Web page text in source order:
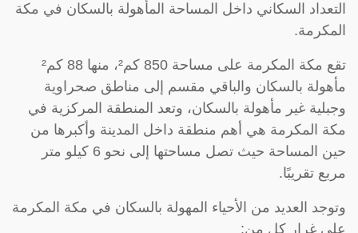
التعداد السكاني داخل المساحة المأهولة بالسكان في مكة
المكرمة.
تقع مكة المكرمة على مساحة 850 كم²، منها 88 كم²
مأهولة بالسكان والباقي مقسم إلى مناطق صحراوية
وجبلية غير مأهولة بالسكان، وتعد المنطقة المركزية في
مكة المكرمة هي أهم منطقة داخل المدينة وأكبرها من
حين المساحة حيث تصل مساحتها إلى نحو 6 كيلو متر
مربع تقريبًا.
وتوجد العديد من الأحياء المهولة بالسكان في مكة المكرمة
على غرار كل من: